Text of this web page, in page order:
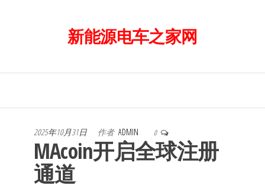
新能源电车之家网
2025年10月31日 作者 ADMIN 0
MAcoin开启全球注册
通道